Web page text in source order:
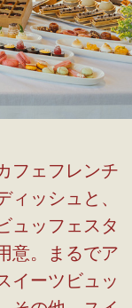
フェフレンチ
ィッシュと、
ュッフェスタ
意。まるでア
イーツビュッ